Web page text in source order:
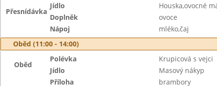
Přesnídávka
Jídlo
Houska,ovocné
Doplněk
ovoce
Nápoj
mléko,čaj
Oběd (11:00 - 14:00)
Oběd
Polévka
Krupicová s vejci
Jídlo
Masový nákyp
Příloha
brambory